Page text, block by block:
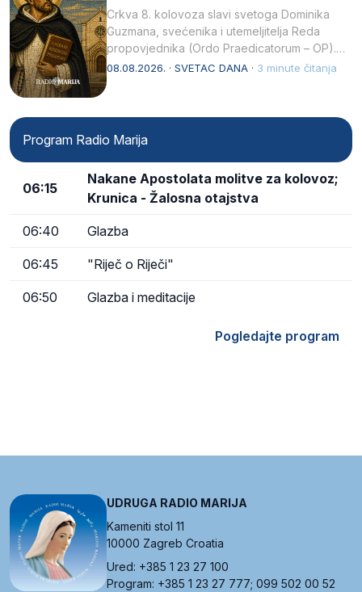
Crkva 8. kolovoza slavi svetoga Dominika
Guzmana, svećenika i utemeljitelja Reda
propovjednika (Ordo Praedicatorum – OP).
Svojim životom, dubokom ljubavlju prema
08.08.2026. · SVETAC DANA · 3 minute čitanja
Program Radio Marija
06:15
Nakane Apostolata molitve za kolovoz;
Krunica - Žalosna otajstva
06:40 Glazba
06:45 "Riječ o Riječi"
06:50 Glazba i meditacije
Pogledajte program
UDRUGA RADIO MARIJA
Kameniti stol 11
10000 Zagreb Croatia
Ured: +385 1 23 27 100
Program: +385 1 23 27 777; 099 502 00 52